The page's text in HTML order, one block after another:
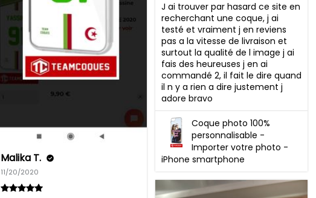
J ai trouver par hasard ce site en
recherchant une coque, j ai
testé et vraiment j en reviens
pas a la vitesse de livraison et
surtout la qualité de l image j ai
fais des heureuses j en ai
commandé 2, il fait le dire quand
il n y a rien a dire justement j
adore bravo
Coque photo 100%
personnalisable -
Importer votre photo -
iPhone smartphone
Malika T.
11/20/2020